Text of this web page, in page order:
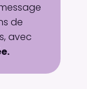
de
avec